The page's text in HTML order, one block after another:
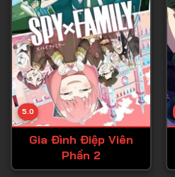
Tập 21
Tập 22
Tập 23
Tập 24
Tập 25
Tập 26
5.0
Gia Đình Điệp Viên
Phần 2